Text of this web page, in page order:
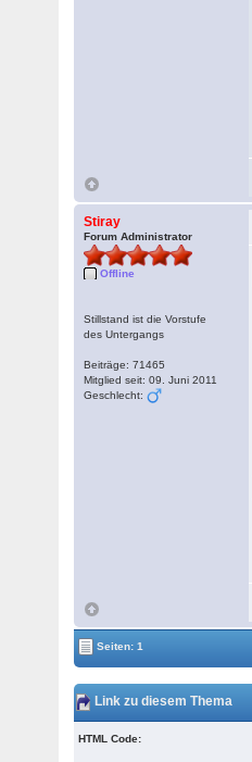
Stiray
Forum Administrator
Offline
Stillstand ist die Vorstufe
des Untergangs
Beiträge: 71465
Mitglied seit: 09. Juni 2011
Geschlecht:
Seiten: 1
Link zu diesem Thema
HTML Code: